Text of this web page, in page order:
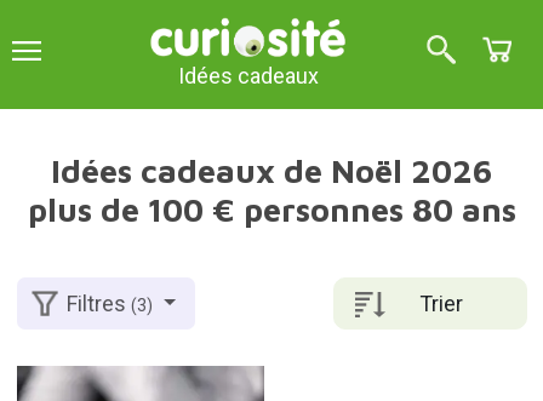
Idées cadeaux
Idées cadeaux de Noël 2026
plus de 100 € personnes 80 ans
Trier
Filtres(3)